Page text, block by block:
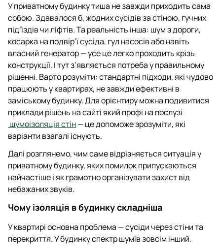
У приватному будинку тиша не завжди приходить сама
собою. Здавалося б, жодних сусідів за стіною, гучних
під’їздів чи ліфтів. Та реальність інша: шум з дороги,
косарка на подвір’ї сусіда, гул насосів або навіть
власний генератор — усе це легко проходить крізь
конструкції. І тут з’являється потреба у правильному
рішенні. Варто розуміти: стандартні підходи, які чудово
працюють у квартирах, не завжди ефективні в
заміському будинку. Для орієнтиру можна подивитися
приклади рішень на сайті який профі на послузі
шумоізоляція стін— це допоможе зрозуміти, які
варіанти взагалі існують.
Далі розглянемо, чим саме відрізняється ситуація у
приватному будинку, яких помилок припускаються
найчастіше і як грамотно організувати захист від
небажаних звуків.
Чому ізоляція в будинку складніша
У квартирі основна проблема — сусіди через стіни та
перекриття. У будинку спектр шумів зовсім інший.